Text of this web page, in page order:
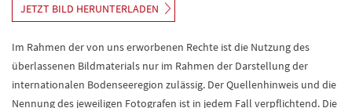
JETZT BILD HERUNTERLADEN
Im Rahmen der von uns erworbenen Rechte ist die Nutzung des
überlassenen Bildmaterials nur im Rahmen der Darstellung der
internationalen Bodenseeregion zulässig. Der Quellenhinweis und die
Nennung des jeweiligen Fotografen ist in jedem Fall verpflichtend. Die